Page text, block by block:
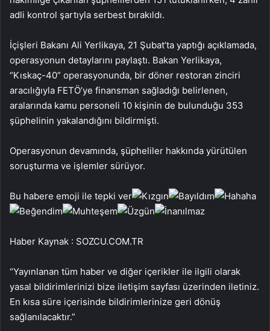
adli kontrol şartıyla serbest bırakıldı.
İçişleri Bakanı Ali Yerlikaya, 21 Şubat’ta yaptığı açıklamada,
operasyonun detaylarını paylaştı. Bakan Yerlikaya,
“Kıskaç-40” operasyonunda, bir döner restoran zinciri
aracılığıyla FETÖ’ye finansman sağladığı belirlenen,
aralarında kamu personeli 10 kişinin de bulunduğu 353
şüphelinin yakalandığını bildirmişti.
Operasyonun devamında, şüpheliler hakkında yürütülen
soruşturma ve işlemler sürüyor.
Bu habere emoji ile tepki ver
Haber Kaynak : SOZCU.COM.TR
“Yayınlanan tüm haber ve diğer içerikler ile ilgili olarak
yasal bildirimlerinizi bize iletişim sayfası üzerinden iletiniz.
En kısa süre içerisinde bildirimlerinize geri dönüş
sağlanılacaktır.”